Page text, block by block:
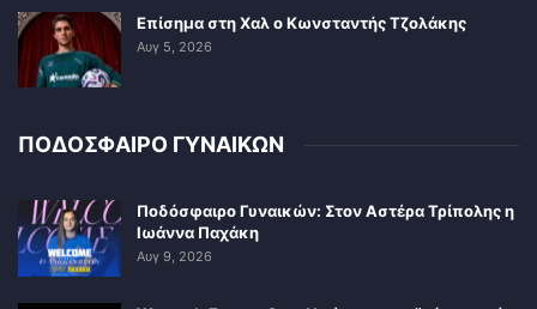
Επίσημα στη Χαλ ο Κωνσταντής Τζολάκης
Αυγ 5, 2026
ΠΟΔΟΣΦΑΙΡΟ ΓΥΝΑΙΚΩΝ
Ποδόσφαιρο Γυναικών: Στον Αστέρα Τρίπολης η
Ιωάννα Παχάκη
Αυγ 9, 2026